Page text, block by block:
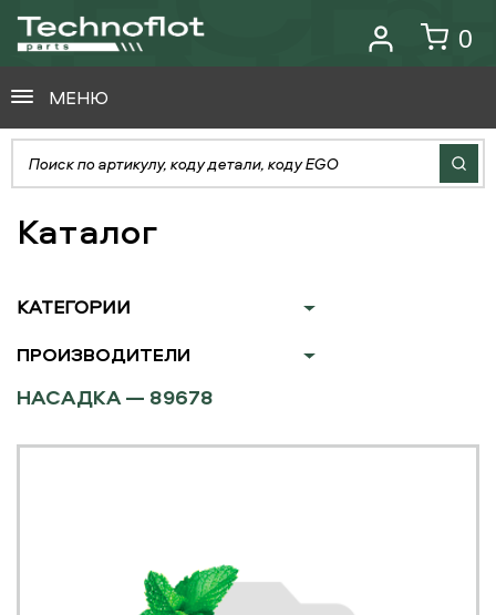
0
МЕНЮ
Каталог
КАТЕГОРИИ
ПРОИЗВОДИТЕЛИ
НАСАДКА — 89678